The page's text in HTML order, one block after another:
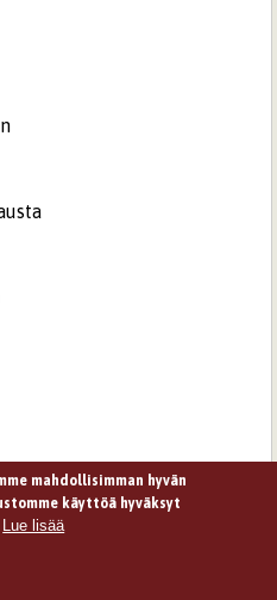
mahdollisimman hyvän
käyttöä hyväksyt
Lue lisää